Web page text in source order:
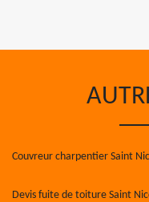
Couvreur charpentier Saint
Devis fuite de toiture Saint